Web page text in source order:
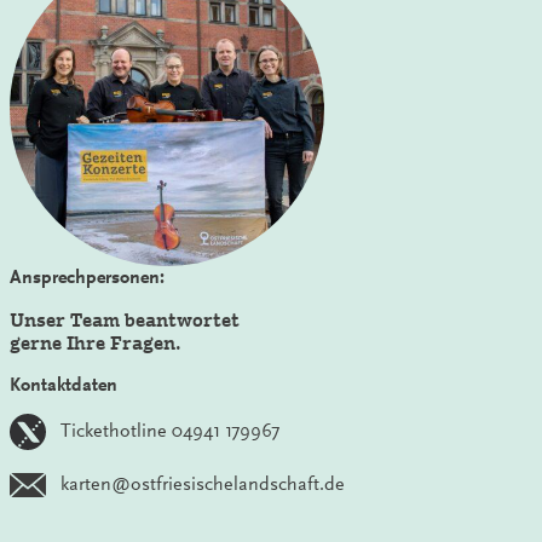
Ansprechpersonen:
Unser Team beantwortet
gerne Ihre Fragen.
Kontaktdaten
Tickethotline 04941 179967
karten@ostfriesischelandschaft.de